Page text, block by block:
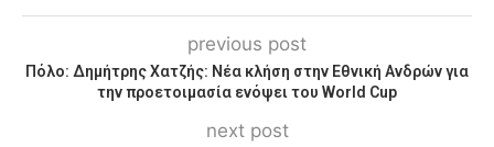
previous post
Πόλο: Δημήτρης Χατζής: Νέα κλήση στην Εθνική Ανδρών για
την προετοιμασία ενόψει του World Cup
next post